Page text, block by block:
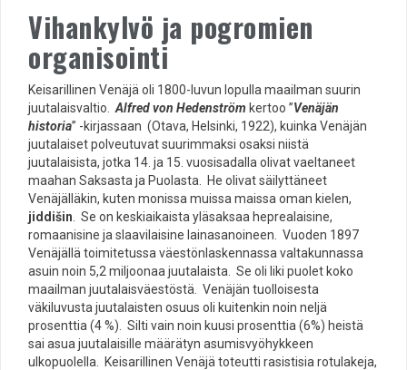
Vihankylvö ja pogromien
organisointi
Keisarillinen Venäjä oli 1800-luvun lopulla maailman suurin
juutalaisvaltio. Alfred von Hedenström kertoo ”Venäjän
historia” -kirjassaan (Otava, Helsinki, 1922), kuinka Venäjän
juutalaiset polveutuvat suurimmaksi osaksi niistä
juutalaisista, jotka 14. ja 15. vuosisadalla olivat vaeltaneet
maahan Saksasta ja Puolasta. He olivat säilyttäneet
Venäjälläkin, kuten monissa muissa maissa oman kielen,
jiddišin . Se on keskiaikaista yläsaksaa heprealaisine,
romaanisine ja slaavilaisine lainasanoineen. Vuoden 1897
Venäjällä toimitetussa väestönlaskennassa valtakunnassa
asuin noin 5,2 miljoonaa juutalaista. Se oli liki puolet koko
maailman juutalaisväestöstä. Venäjän tuolloisesta
väkiluvusta juutalaisten osuus oli kuitenkin noin neljä
prosenttia (4 %). Silti vain noin kuusi prosenttia (6%) heistä
sai asua juutalaisille määrätyn asumisvyöhykkeen
ulkopuolella. Keisarillinen Venäjä toteutti rasistisia rotulakeja,